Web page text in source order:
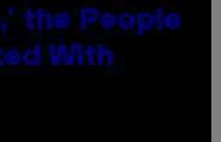
the People
With